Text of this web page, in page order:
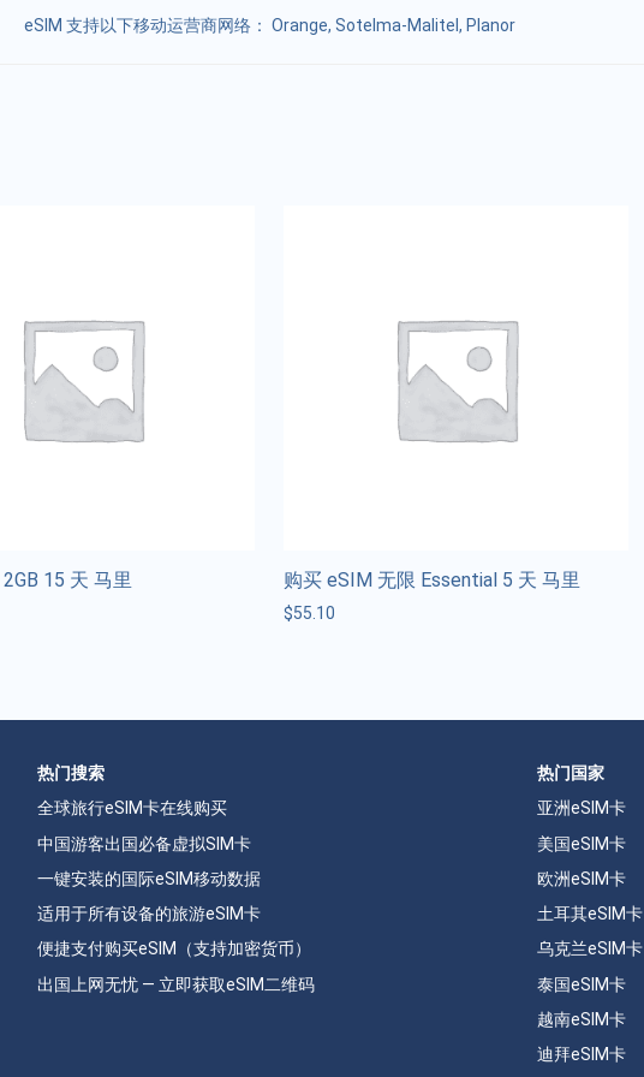
eSIM 支持以下移动运营商网络： Orange, Sotelma-Malitel, Planor
15 天 马里 购买 eSIM 无限 Essential 5 天 马里
$55.10
热门搜索
全球旅行eSIM卡在线购买
中国游客出国必备虚拟SIM卡
一键安装的国际eSIM移动数据
适用于所有设备的旅游eSIM卡
便捷支付购买eSIM（支持加密货币）
出国上网无忧 — 立即获取eSIM二维码
热门国家
亚洲eSIM卡
美国eSIM卡
欧洲eSIM卡
土耳其eSIM卡
乌克兰eSIM卡
泰国eSIM卡
越南eSIM卡
迪拜eSIM卡